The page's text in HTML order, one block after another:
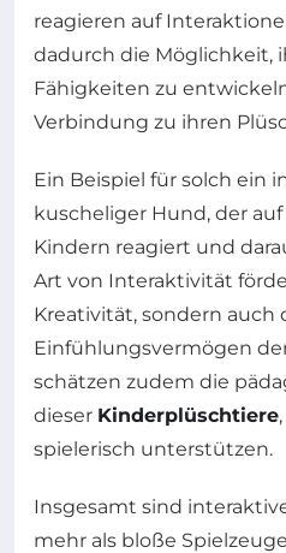
reagieren auf
dadurch die Möglichkeit,
Fähigkeiten zu
Verbindung zu ihren
Ein Beispiel für solch ein
kuscheliger Hund, der
Kindern reagiert und
Art von Interaktivität
Kreativität, sondern auch
Einfühlungsvermögen
schätzen zudem die
dieser Kinderplüschtiere
spielerisch unterstützen.
Insgesamt sind
mehr als bloße